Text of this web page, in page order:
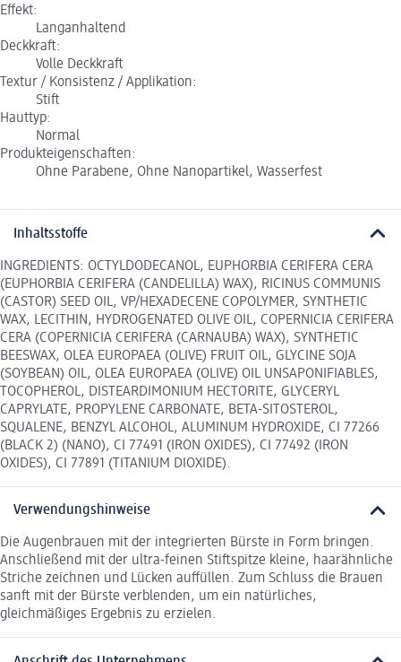
Effekt:
Langanhaltend
Deckkraft:
Volle Deckkraft
Textur / Konsistenz / Applikation:
Stift
Hauttyp:
Normal
Produkteigenschaften:
Ohne Parabene, Ohne Nanopartikel, Wasserfest
Inhaltsstoffe
INGREDIENTS: OCTYLDODECANOL, EUPHORBIA CERIFERA CERA
(EUPHORBIA CERIFERA (CANDELILLA) WAX), RICINUS COMMUNIS
(CASTOR) SEED OIL, VP/HEXADECENE COPOLYMER, SYNTHETIC
WAX, LECITHIN, HYDROGENATED OLIVE OIL, COPERNICIA CERIFERA
CERA (COPERNICIA CERIFERA (CARNAUBA) WAX), SYNTHETIC
BEESWAX, OLEA EUROPAEA (OLIVE) FRUIT OIL, GLYCINE SOJA
(SOYBEAN) OIL, OLEA EUROPAEA (OLIVE) OIL UNSAPONIFIABLES,
TOCOPHEROL, DISTEARDIMONIUM HECTORITE, GLYCERYL
CAPRYLATE, PROPYLENE CARBONATE, BETA-SITOSTEROL,
SQUALENE, BENZYL ALCOHOL, ALUMINUM HYDROXIDE, CI 77266
(BLACK 2) (NANO), CI 77491 (IRON OXIDES), CI 77492 (IRON
OXIDES), CI 77891 (TITANIUM DIOXIDE).
Verwendungshinweise
Die Augenbrauen mit der integrierten Bürste in Form bringen.
Anschließend mit der ultra-feinen Stiftspitze kleine, haarähnliche
Striche zeichnen und Lücken auffüllen. Zum Schluss die Brauen
sanft mit der Bürste verblenden, um ein natürliches,
gleichmäßiges Ergebnis zu erzielen.